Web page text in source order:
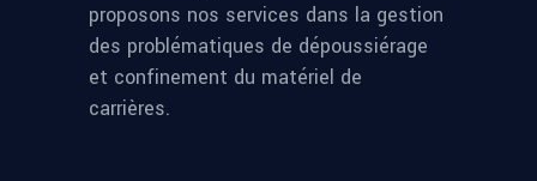
proposons nos services dans la gestion
des problématiques de dépoussiérage
et confinement du matériel de
carrières.